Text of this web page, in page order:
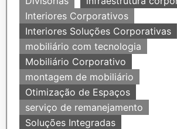
Interiores Corporativos
Interiores Soluções Corporativas
mobiliário com tecnologia
Mobiliário Corporativo
montagem de mobiliário
Otimização de Espaços
serviço de remanejamento
Soluções Integradas